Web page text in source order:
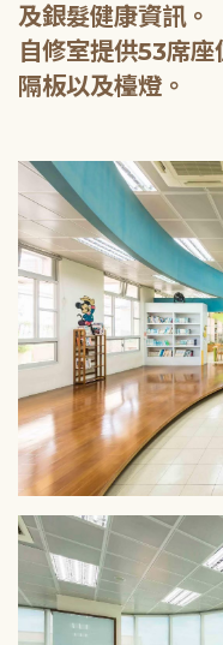
及銀髮健康資訊。
自修室提供53席